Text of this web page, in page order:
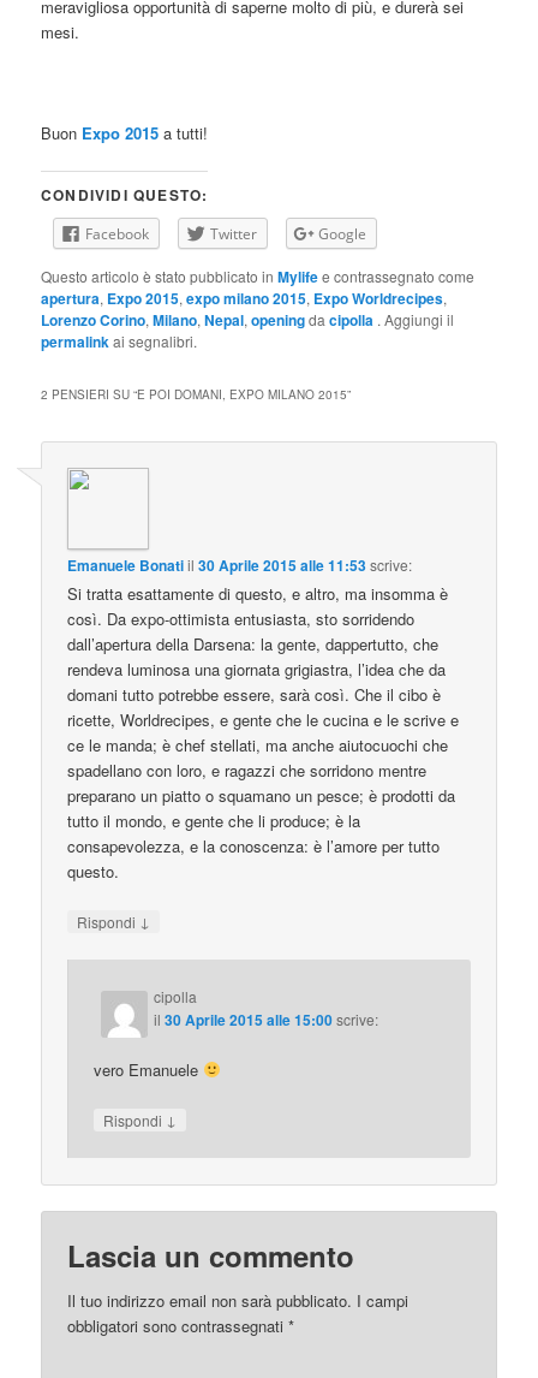
meravigliosa opportunità di saperne molto di più, e durerà sei
mesi.
Buon Expo 2015 a tutti!
CONDIVIDI QUESTO:
Facebook Twitter Google
Questo articolo è stato pubblicato inMylifee contrassegnato come
apertura, Expo 2015,expo milano 2015, Expo Worldrecipes,
Lorenzo Corino,Milano,Nepal,openingdacipolla . Aggiungi il
permalinkai segnalibri.
2 PENSIERI SU “E POI DOMANI, EXPO MILANO 2015”
Emanuele Bonatiil30 Aprile 2015 alle 11:53scrive:
Si tratta esattamente di questo, e altro, ma insomma è
così. Da expo-ottimista entusiasta, sto sorridendo
dall’apertura della Darsena: la gente, dappertutto, che
rendeva luminosa una giornata grigiastra, l’idea che da
domani tutto potrebbe essere, sarà così. Che il cibo è
ricette, Worldrecipes, e gente che le cucina e le scrive e
ce le manda; è chef stellati, ma anche aiutocuochi che
spadellano con loro, e ragazzi che sorridono mentre
preparano un piatto o squamano un pesce; è prodotti da
tutto il mondo, e gente che li produce; è la
consapevolezza, e la conoscenza: è l’amore per tutto
questo.
Rispondi ↓
cipolla
il30 Aprile 2015 alle 15:00scrive:
vero Emanuele
Rispondi ↓
Lascia un commento
Il tuo indirizzo email non sarà pubblicato. I campi
obbligatori sono contrassegnati*